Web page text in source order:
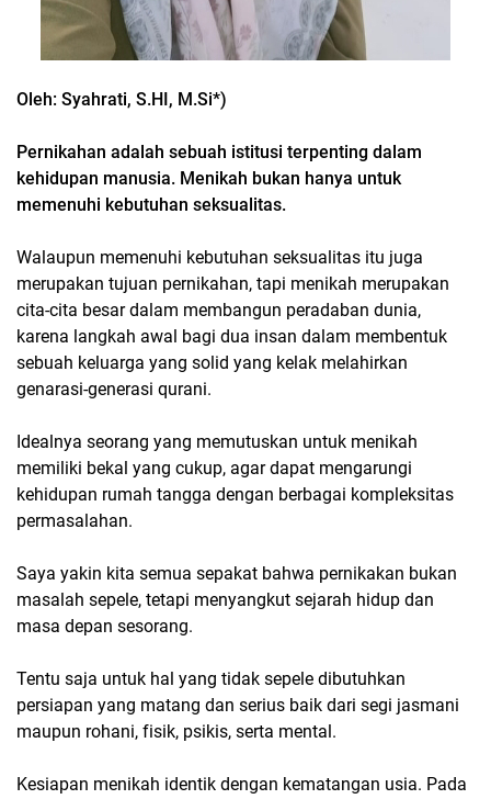
Oleh: Syahrati, S.HI, M.Si*)
Pernikahan adalah sebuah istitusi terpenting dalam
kehidupan manusia. Menikah bukan hanya untuk
memenuhi kebutuhan seksualitas.
Walaupun memenuhi kebutuhan seksualitas itu juga
merupakan tujuan pernikahan, tapi menikah merupakan
cita-cita besar dalam membangun peradaban dunia,
karena langkah awal bagi dua insan dalam membentuk
sebuah keluarga yang solid yang kelak melahirkan
genarasi-generasi qurani.
Idealnya seorang yang memutuskan untuk menikah
memiliki bekal yang cukup, agar dapat mengarungi
kehidupan rumah tangga dengan berbagai kompleksitas
permasalahan.
Saya yakin kita semua sepakat bahwa pernikakan bukan
masalah sepele, tetapi menyangkut sejarah hidup dan
masa depan sesorang.
Tentu saja untuk hal yang tidak sepele dibutuhkan
persiapan yang matang dan serius baik dari segi jasmani
maupun rohani, fisik, psikis, serta mental.
Kesiapan menikah identik dengan kematangan usia. Pada